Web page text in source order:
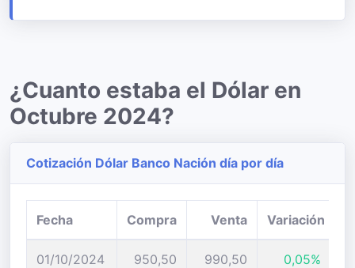
¿Cuanto estaba el Dólar en
Octubre 2024?
Cotización Dólar Banco Nación día por día
Fecha Compra Venta Variación
01/10/2024 950,50 990,50 0,05%